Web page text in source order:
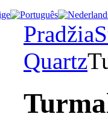
Pradžia
Quartz